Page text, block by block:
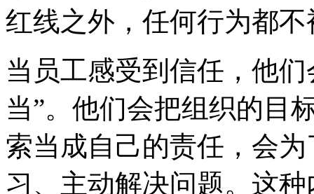
红线之外，任何行为都
当员工感受到信任，他们
当”。他们会把组织的目
索当成自己的责任，会
习、主动解决问题。这